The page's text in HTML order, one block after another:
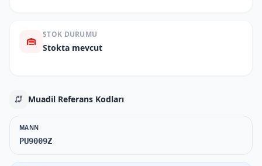
STOK DURUMU
Stokta mevcut
Muadil Referans Kodları
MANN
PU9009Z